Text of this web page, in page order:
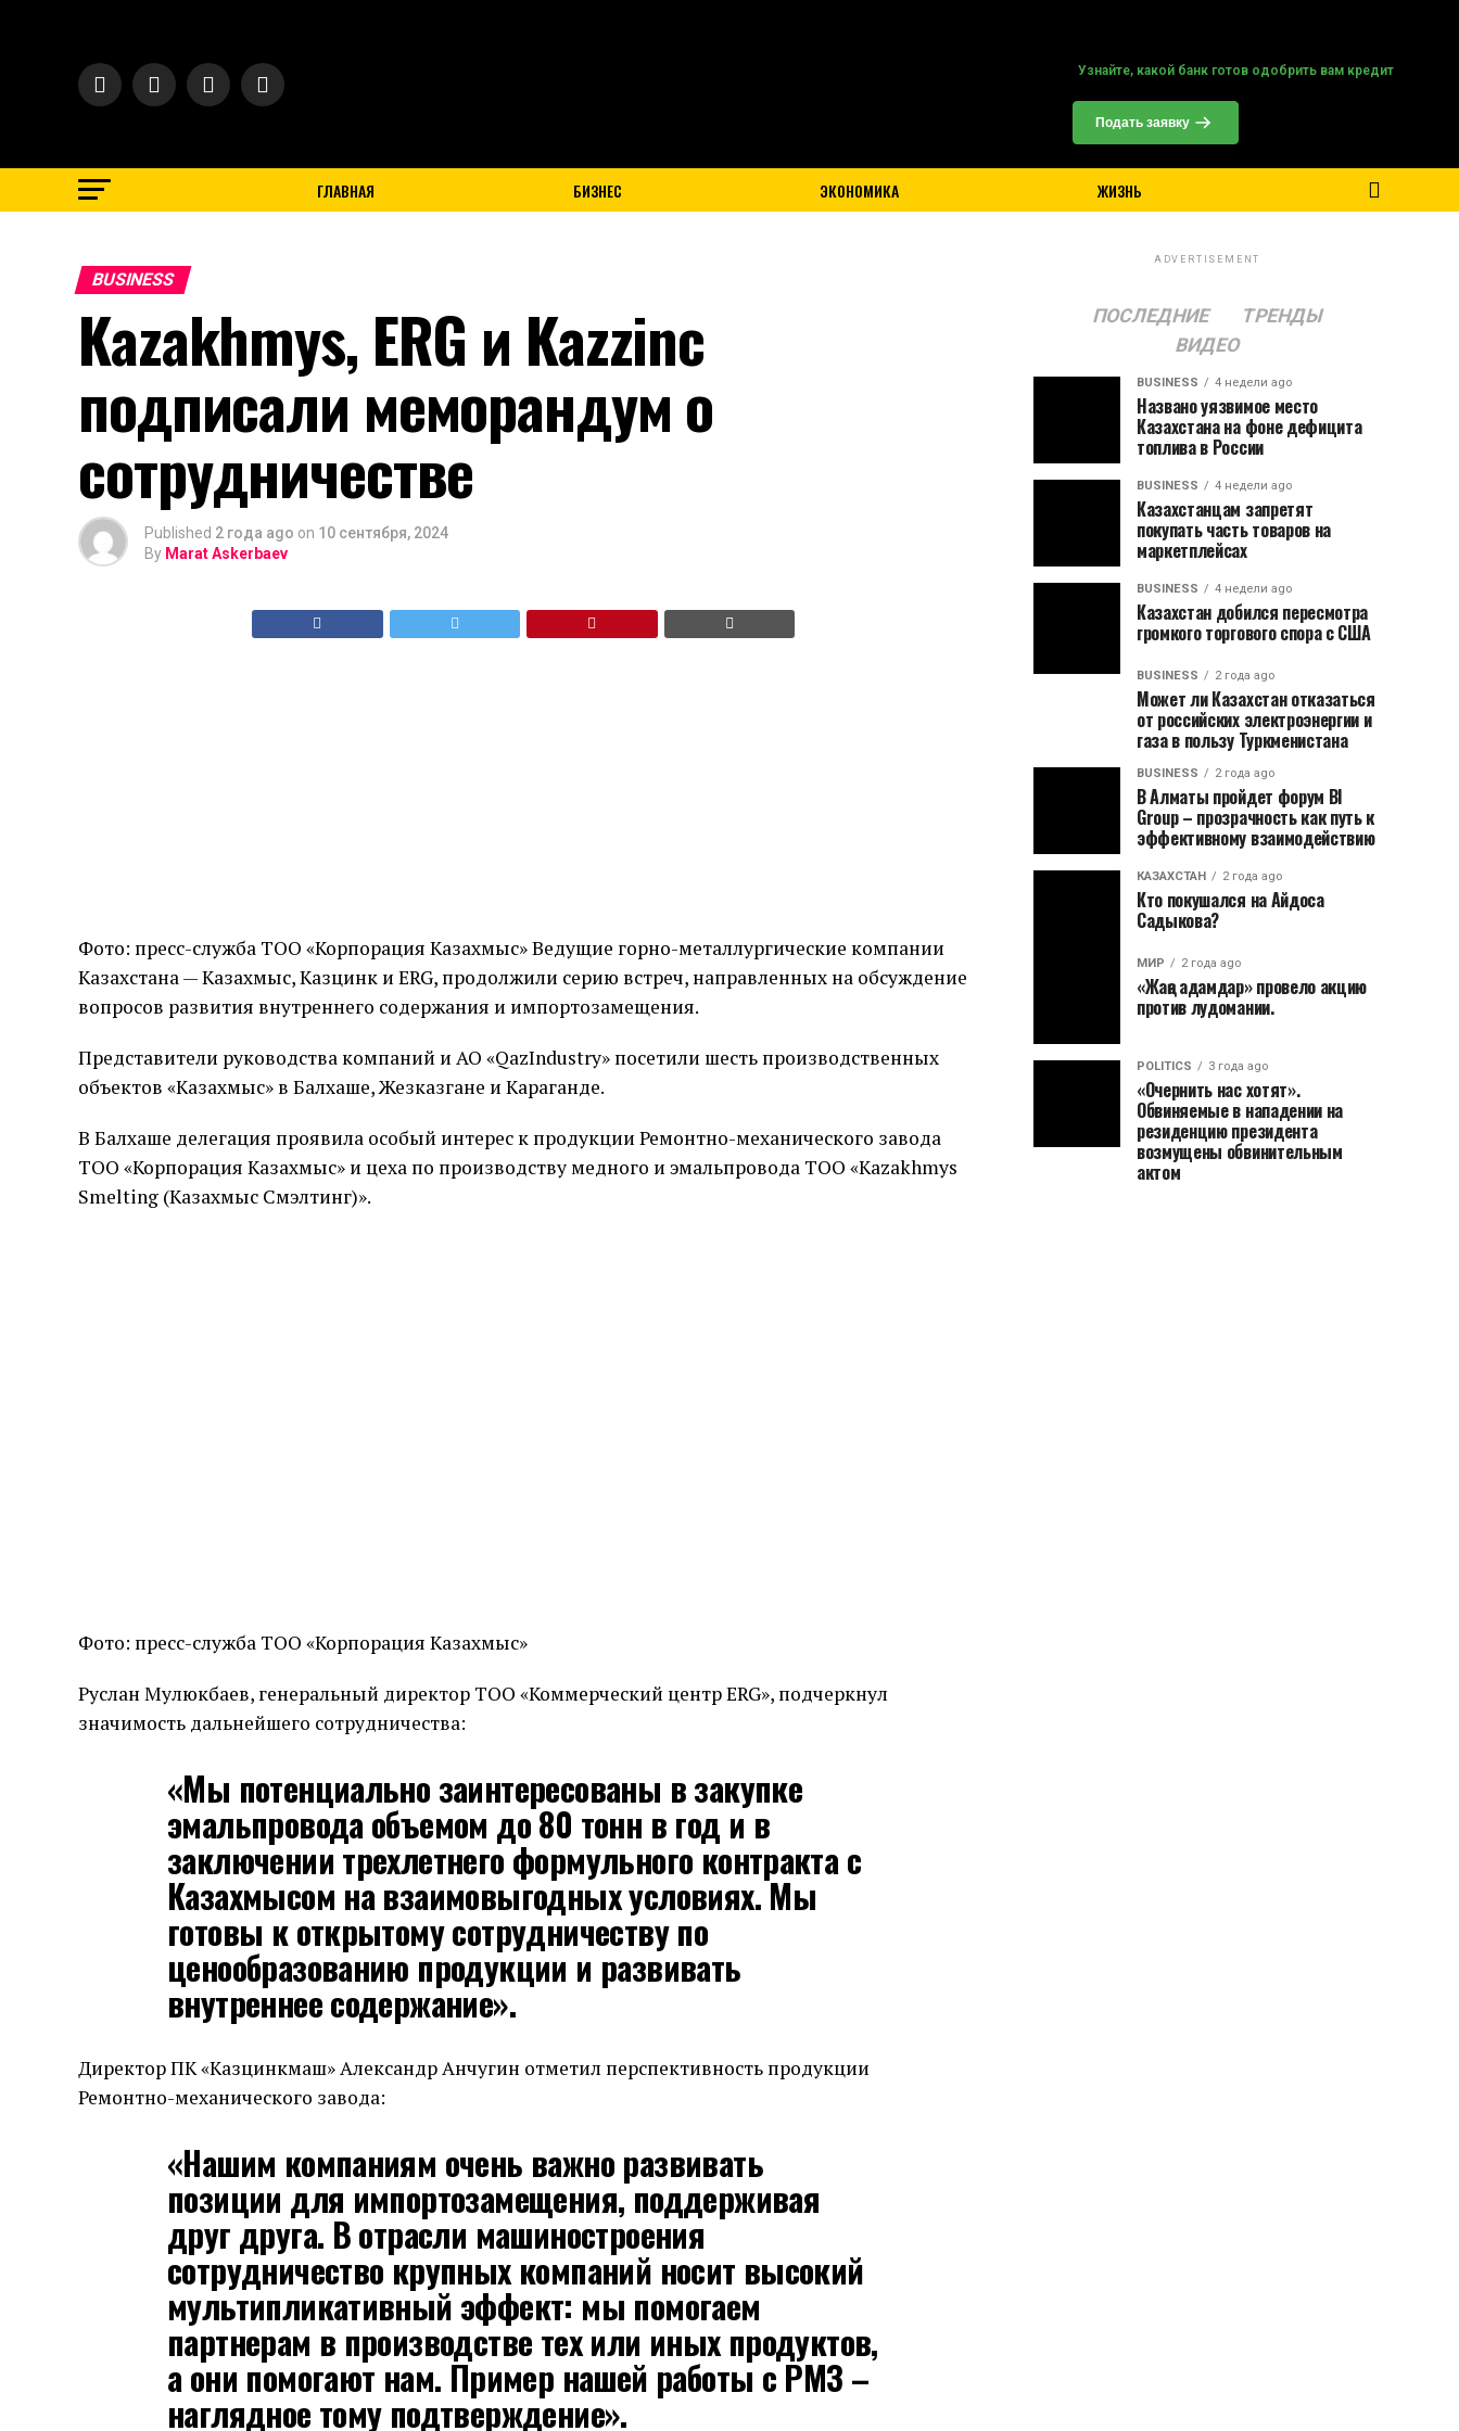
Узнайте, какой банк готов одобрить вам кредит
Подать заявку
ГЛАВНАЯ БИЗНЕС ЭКОНОМИКА ЖИЗНЬ
BUSINESS
Kazakhmys, ERG и Kazzinc
подписали меморандум о
сотрудничестве
Published 2 года ago on 10 сентября, 2024
By Marat Askerbaev
Фото: пресс-служба ТОО «Корпорация Казахмыс» Ведущие горно-металлургические компании
Казахстана — Казахмыс, Казцинк и ERG, продолжили серию встреч, направленных на обсуждение
вопросов развития внутреннего содержания и импортозамещения.
Представители руководства компаний и АО «QazIndustry» посетили шесть производственных
объектов «Казахмыс» в Балхаше, Жезказгане и Караганде.
В Балхаше делегация проявила особый интерес к продукции Ремонтно-механического завода
ТОО «Корпорация Казахмыс» и цеха по производству медного и эмальпровода ТОО «Kazakhmys
Smelting (Казахмыс Смэлтинг)».
Фото: пресс-служба ТОО «Корпорация Казахмыс»
Руслан Мулюкбаев, генеральный директор ТОО «Коммерческий центр ERG», подчеркнул
значимость дальнейшего сотрудничества:
«Мы потенциально заинтересованы в закупке
эмальпровода объемом до 80 тонн в год и в
заключении трехлетнего формульного контракта с
Казахмысом на взаимовыгодных условиях. Мы
готовы к открытому сотрудничеству по
ценообразованию продукции и развивать
внутреннее содержание».
Директор ПК «Казцинкмаш» Александр Анчугин отметил перспективность продукции
Ремонтно-механического завода:
«Нашим компаниям очень важно развивать
позиции для импортозамещения, поддерживая
друг друга. В отрасли машиностроения
сотрудничество крупных компаний носит высокий
мультипликативный эффект: мы помогаем
партнерам в производстве тех или иных продуктов,
а они помогают нам. Пример нашей работы с РМЗ –
наглядное тому подтверждение».
ADVERTISEMENT
ПОСЛЕДНИЕ
ТРЕНДЫ
ВИДЕО
BUSINESS 4 недели ago
Названо уязвимое место
Казахстана на фоне дефицита
топлива в России
BUSINESS 4 недели ago
Казахстанцам запретят
покупать часть товаров на
маркетплейсах
BUSINESS 4 недели ago
Казахстан добился пересмотра
громкого торгового спора с США
BUSINESS 2 года ago
Может ли Казахстан отказаться
от российских электроэнергии и
газа в пользу Туркменистана
BUSINESS 2 года ago
В Алматы пройдет форум BI
Group – прозрачность как путь к
эффективному взаимодействию
КАЗАХСТАН 2 года ago
Кто покушался на Айдоса
Садыкова?
МИР 2 года ago
«Жаңа адамдар» провело акцию
против лудомании.
POLITICS 3 года ago
«Очернить нас хотят».
Обвиняемые в нападении на
резиденцию президента
возмущены обвинительным
актом